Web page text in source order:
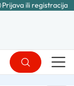
Prijava ili registracija